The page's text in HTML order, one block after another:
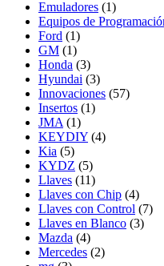
Emuladores (1)
Equipos de
Ford (1)
GM (1)
Honda (3)
Hyundai (3)
Innovaciones (57)
Insertos (1)
JMA (1)
KEYDIY (4)
Kia (5)
KYDZ (5)
Llaves (11)
Llaves con Chip (4)
Llaves con Control (7)
Llaves en Blanco (3)
Mazda (4)
Mercedes (2)